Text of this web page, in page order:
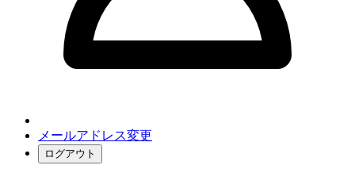
メールアドレス変更
ログアウト